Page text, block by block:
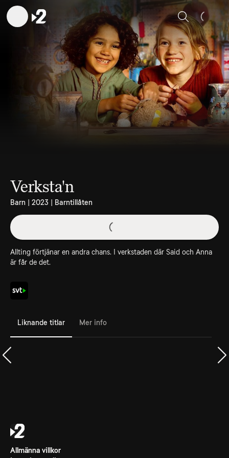
Sök
Verksta'n
Barn | 2023 | Barntillåten
Allting förtjänar en andra chans. I verkstaden där Said och Anna
är får de det.
Liknande titlar Mer info
Allmänna villkor